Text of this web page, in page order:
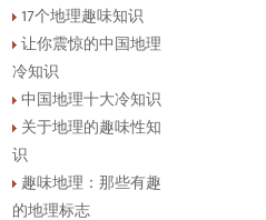
17个地理趣味知识
让你震惊的中国地理
冷知识
中国地理十大冷知识
关于地理的趣味性知
识
趣味地理：那些有趣
的地理标志